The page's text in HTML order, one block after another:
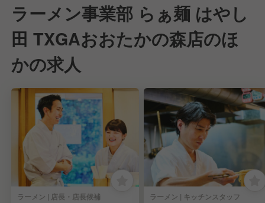
ラーメン事業部 らぁ麺 はやし
田 TXGAおおたかの森店のほ
かの求人
ラーメン | 店長・店長候補 ラーメン | キッチンスタッフ